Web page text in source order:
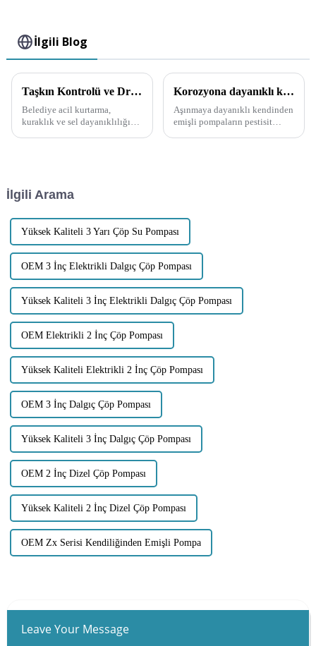
İlgili Blog
Taşkın Kontrolü ve Drenajda Yüksek Debili Kendiliğinden Emişli Pompanın Uygulanması
Belediye acil kurtarma,
kuraklık ve sel dayanıklılığı
talep de artıyor.
Korozyona dayanıklı kendinden emişli pompa pestisitlere nasıl uygulanır?
Aşınmaya dayanıklı kendinden
emişli pompaların pestisit
İlgili Arama
Yüksek Kaliteli 3 Yarı Çöp Su Pompası
OEM 3 İnç Elektrikli Dalgıç Çöp Pompası
Yüksek Kaliteli 3 İnç Elektrikli Dalgıç Çöp Pompası
OEM Elektrikli 2 İnç Çöp Pompası
Yüksek Kaliteli Elektrikli 2 İnç Çöp Pompası
OEM 3 İnç Dalgıç Çöp Pompası
Yüksek Kaliteli 3 İnç Dalgıç Çöp Pompası
OEM 2 İnç Dizel Çöp Pompası
Yüksek Kaliteli 2 İnç Dizel Çöp Pompası
OEM Zx Serisi Kendiliğinden Emişli Pompa
Leave Your Message